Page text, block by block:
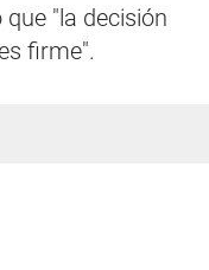
"la decisión
firme".